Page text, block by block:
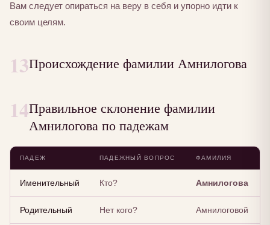
Вам следует опираться на веру в себя и упорно идти к
своим целям.
13Происхождение фамилии Амнилогова
14Правильное склонение фамилии
Амнилогова по падежам
ПАДЕЖ ПАДЕЖНЫЙ ВОПРОС ФАМИЛИЯ
Именительный Кто? Амнилогова
Родительный Нет кого? Амнилоговой